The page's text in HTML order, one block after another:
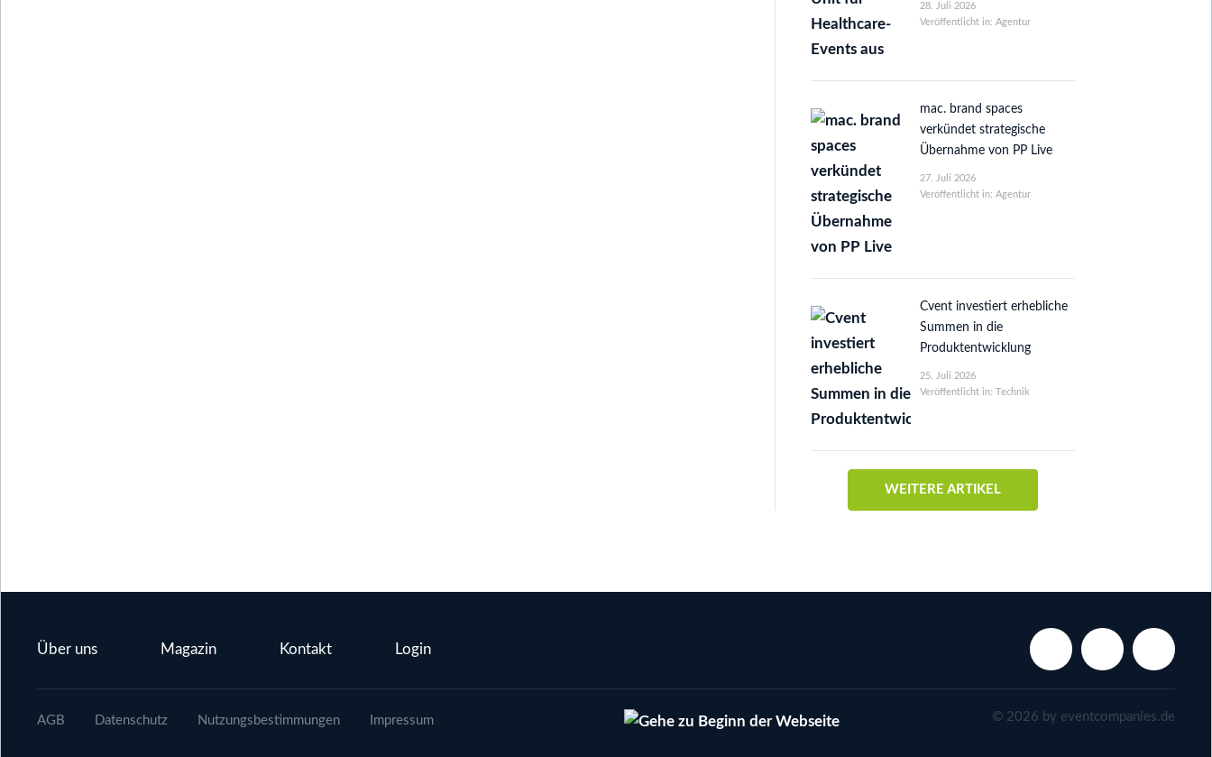
28. Juli 2026
Veröffentlicht in: Agentur
mac. brand spaces
verkündet strategische
Übernahme von PP Live
27. Juli 2026
Veröffentlicht in: Agentur
Cvent investiert erhebliche
Summen in die
Produktentwicklung
25. Juli 2026
Veröffentlicht in: Technik
WEITERE ARTIKEL
Über uns Magazin Kontakt Login
AGB Datenschutz Nutzungsbestimmungen Impressum © 2026 by eventcompanies.de